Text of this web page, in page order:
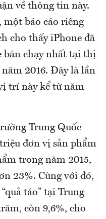
về thông tin này.
một báo cáo riêng
cho thấy iPhone đã
bán chạy nhất tại thị
2016. Đây là lần
trí này kể từ năm
Trung Quốc
đơn vị sản phẩm
trong năm 2015,
23%. Cùng với đó,
táo” tại Trung
còn 9,6%, cho